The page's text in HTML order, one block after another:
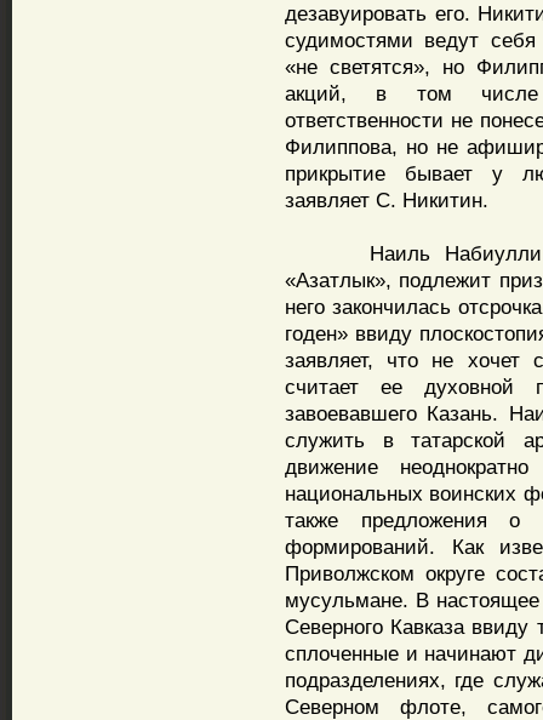
дезавуировать его.
судимостями ведут
«не светятся», но
акций, в том числе
ответственности не
Филиппова, но не
прикрытие бывает у
заявляет С. Никитин.
Наиль Набиуллин,
«Азатлык», подлежит
него закончилась
годен» ввиду
заявляет, что не хочет
считает ее духовной
завоевавшего Казань.
служить в татарской
движение
национальных воинских
также предложения о
формирований. Как
Приволжском округе
мусульмане. В
Северного Кавказа
сплоченные и начинают
подразделениях, где
Северном флоте,